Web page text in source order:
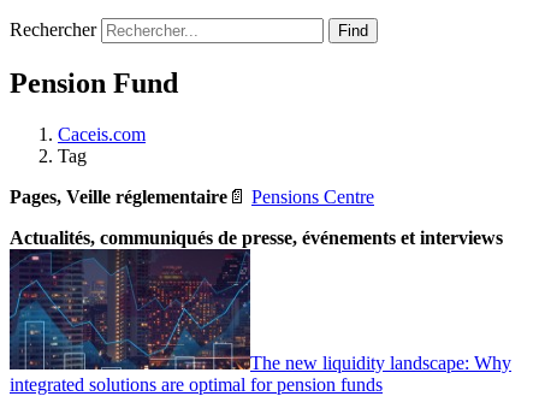
Rechercher Find
Pension Fund
Caceis.com
Tag
Pages, Veille réglementaire 📄 Pensions Centre
Actualités, communiqués de presse, événements et interviews
The new liquidity landscape: Why
integrated solutions are optimal for pension funds